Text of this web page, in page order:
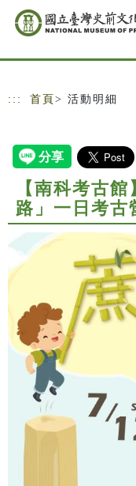
跳到主要內容
網站導覽
::: 首頁 > 活動明細
【南科考古
路」一日考古